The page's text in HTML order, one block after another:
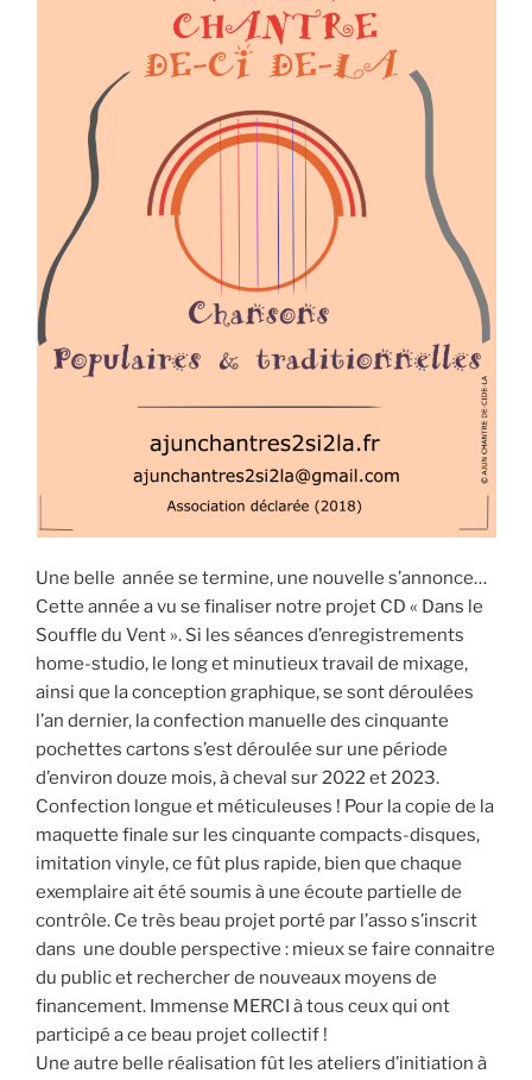
Une belle année se termine, une nouvelle s’annonce…
Cette année a vu se finaliser notre projet CD « Dans le
Souffle du Vent ». Si les séances d’enregistrements
home-studio, le long et minutieux travail de mixage,
ainsi que la conception graphique, se sont déroulées
l’an dernier, la confection manuelle des cinquante
pochettes cartons s’est déroulée sur une période
d’environ douze mois, à cheval sur 2022 et 2023.
Confection longue et méticuleuses ! Pour la copie de la
maquette finale sur les cinquante compacts-disques,
imitation vinyle, ce fût plus rapide, bien que chaque
exemplaire ait été soumis à une écoute partielle de
contrôle. Ce très beau projet porté par l’asso s’inscrit
dans une double perspective : mieux se faire connaitre
du public et rechercher de nouveaux moyens de
financement. Immense MERCI à tous ceux qui ont
participé a ce beau projet collectif !
Une autre belle réalisation fût les ateliers d’initiation à